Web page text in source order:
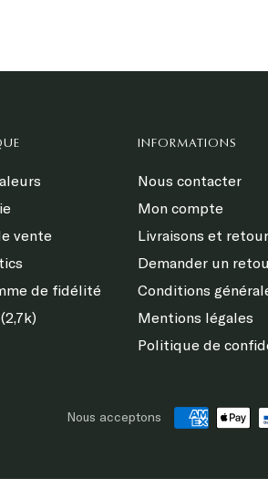
la conformité avec les
vente
de fidélité
INFORMATIONS
Nous contacter
Mon compte
Livraisons et
Demander un
Conditions
Mentions légales
Politique de
Nous acceptons